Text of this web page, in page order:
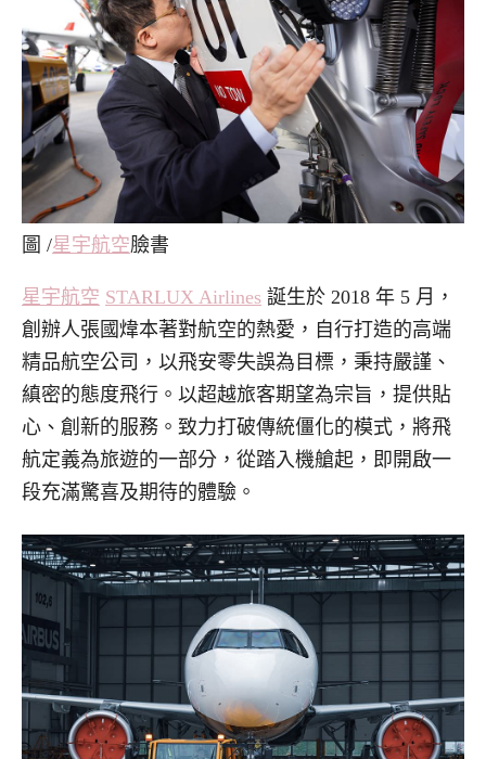
圖 /星宇航空臉書
星宇航空 STARLUX Airlines 誕生於 2018 年 5 月，
創辦人張國煒本著對航空的熱愛，自行打造的高端
精品航空公司，以飛安零失誤為目標，秉持嚴謹、
縝密的態度飛行。以超越旅客期望為宗旨，提供貼
心、創新的服務。致力打破傳統僵化的模式，將飛
航定義為旅遊的一部分，從踏入機艙起，即開啟一
段充滿驚喜及期待的體驗。